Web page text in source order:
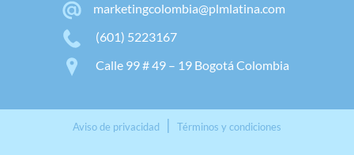
marketingcolombia@plmlatina.com
(601) 5223167
Calle 99 # 49 – 19 Bogotá Colombia
Aviso de privacidad | Términos y condiciones